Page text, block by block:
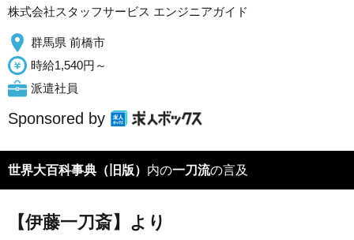
株式会社スタッフサービス エンジニアガイド
群馬県 前橋市
時給1,540円～
派遣社員
Sponsored by
世界大百科事典（旧版） 内の一刀流の言及
【伊藤一刀斎】より